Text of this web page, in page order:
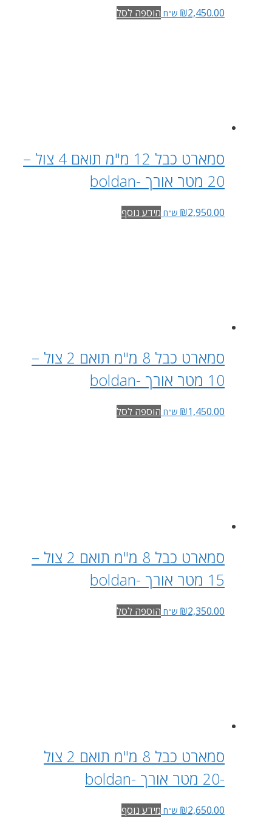
₪2,450.00 ש"ח הוספה לסל
סמארט כבל 12 מ"מ תואם 4 צול –
20 מטר אורך -boldan
₪2,950.00 ש"ח מידע נוסף
סמארט כבל 8 מ"מ תואם 2 צול –
10 מטר אורך -boldan
₪1,450.00 ש"ח הוספה לסל
סמארט כבל 8 מ"מ תואם 2 צול –
15 מטר אורך -boldan
₪2,350.00 ש"ח הוספה לסל
סמארט כבל 8 מ"מ תואם 2 צול
-20 מטר אורך -boldan
₪2,650.00 ש"ח מידע נוסף